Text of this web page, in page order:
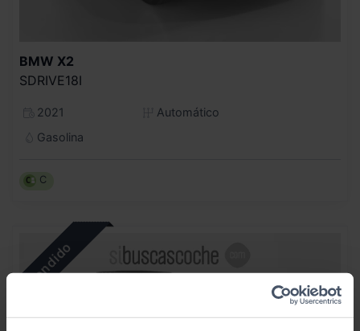
BMW X2
SDRIVE18I
2021
Automático
Gasolina
C